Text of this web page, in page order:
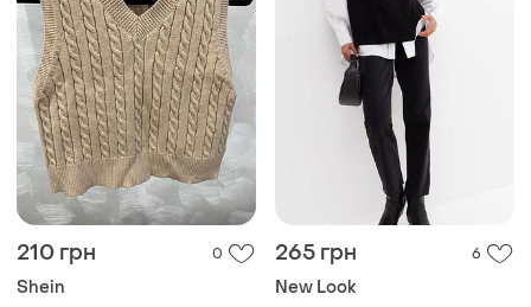
210 грн 0
Shein
265 грн 6
New Look